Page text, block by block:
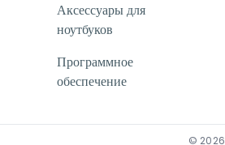
Аксессуары для
ноутбуков
Программное
обеспечение
© 2026